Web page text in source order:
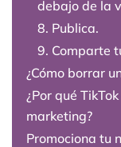
debajo de la
8. Publica.
9. Comparte
¿Cómo borrar
¿Por qué
marketing?
Promociona tu